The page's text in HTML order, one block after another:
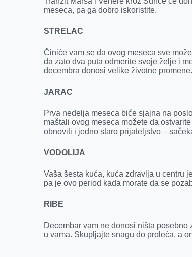
meseca, pa ga dobro iskoristite.
STRELAC
Činiće vam se da ovog meseca sve
da zato dva puta odmerite svoje želje i
decembra donosi velike životne promene.
JARAC
Prva nedelja meseca biće sjajna na
maštali ovog meseca možete da
obnoviti i jedno staro prijateljstvo –
VODOLIJA
Vaša šesta kuća, kuća zdravlja u centru
pa je ovo period kada morate da se
RIBE
Decembar vam ne donosi ništa
u vama. Skupljajte snagu do proleća, a